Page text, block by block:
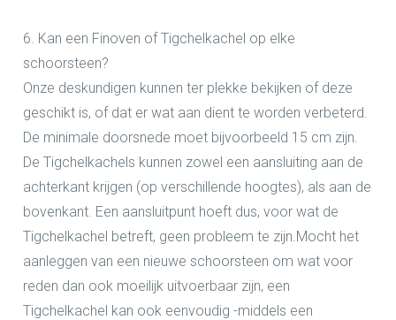
6. Kan een Finoven of Tigchelkachel op elke
schoorsteen?
Onze deskundigen kunnen ter plekke bekijken of deze
geschikt is, of dat er wat aan dient te worden verbeterd.
De minimale doorsnede moet bijvoorbeeld 15 cm zijn.
De Tigchelkachels kunnen zowel een aansluiting aan de
achterkant krijgen (op verschillende hoogtes), als aan de
bovenkant. Een aansluitpunt hoeft dus, voor wat de
Tigchelkachel betreft, geen probleem te zijn.Mocht het
aanleggen van een nieuwe schoorsteen om wat voor
reden dan ook moeilijk uitvoerbaar zijn, een
Tigchelkachel kan ook eenvoudig -middels een